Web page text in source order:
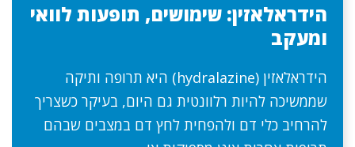
הידראלאזין: שימושים, תופעות לוואי
ומעקב
הידראלאזין (hydralazine) היא תרופה ותיקה
שממשיכה להיות רלוונטית גם היום, בעיקר כשצריך
להרחיב כלי דם ולהפחית לחץ דם במצבים שבהם